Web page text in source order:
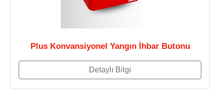
Plus Konvansiyonel Yangın İhbar Butonu
Detaylı Bilgi